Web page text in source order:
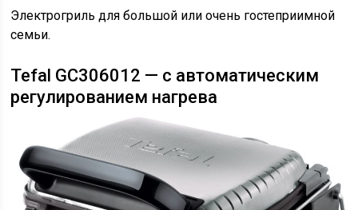
Электрогриль для большой или очень гостеприимной
семьи.
Tefal GC306012 — с автоматическим
регулированием нагрева